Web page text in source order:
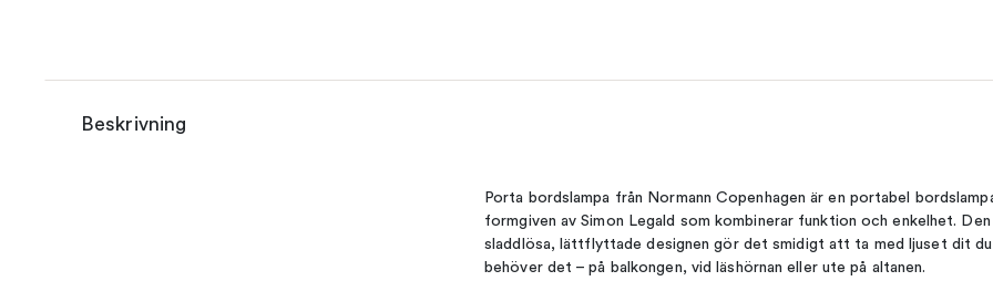
Beskrivning
Porta bordslampa från Normann Copenhagen är en portabel
formgiven av Simon Legald som kombinerar funktion och enkelhet. Den
sladdlösa, lättflyttade designen gör det smidigt att ta med ljuset dit du
behöver det – på balkongen, vid läshörnan eller ute på altanen.